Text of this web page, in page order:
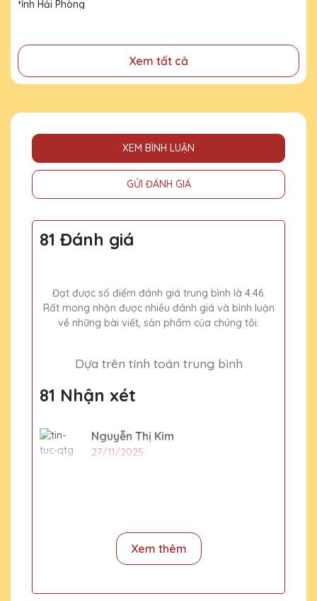
Xem tất cả
XEM BÌNH LUẬN
GỬI ĐÁNH GIÁ
81 Đánh giá
Đạt được số điểm đánh giá trung bình là 4.46.
Rất mong nhận được nhiều đánh giá và bình luận
về những bài viết, sản phẩm của chúng tôi.
Dựa trên tính toán trung bình
81 Nhận xét
Nguyễn Thị Kim
27/11/2025
CSKH Pha Lê Hà Nội
2020-01-01
đã được ghi dưới mỗi sản phẩm. Thời
Xem thêm